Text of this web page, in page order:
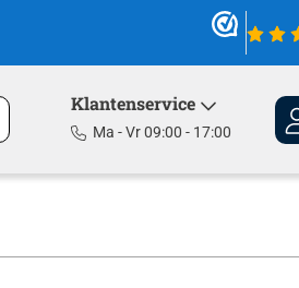
Klantenservice
Ma - Vr 09:00 - 17:00